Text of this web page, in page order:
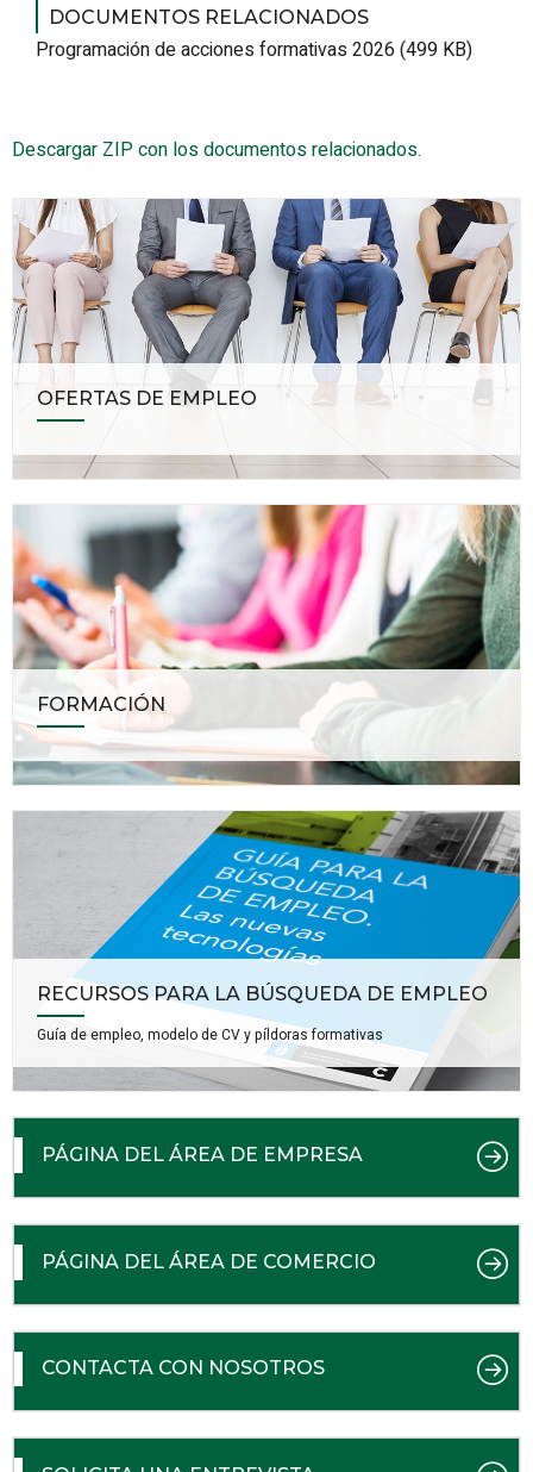
DOCUMENTOS RELACIONADOS
Programación de acciones formativas 2026 (499 KB)
Descargar ZIP con los documentos relacionados.
OFERTAS DE EMPLEO
FORMACIÓN
RECURSOS PARA LA BÚSQUEDA DE EMPLEO
Guía de empleo, modelo de CV y píldoras formativas
PÁGINA DEL ÁREA DE EMPRESA
PÁGINA DEL ÁREA DE COMERCIO
CONTACTA CON NOSOTROS